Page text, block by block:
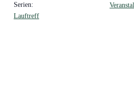
Serien:
Lauftreff